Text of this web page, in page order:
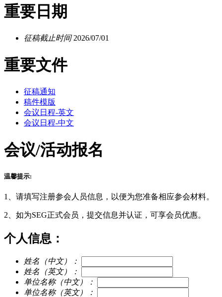
重要日期
征稿截止时间 2026/07/01
重要文件
征稿通知
稿件模版
会议日程-英文
会议日程-中文
会议/活动报名
温馨提示:
1、请填写注册参会人员信息，以便为您准备相应参会材料。
2、如为SEG正式会员，提交信息并认证，可享会员优惠。
个人信息：
姓名（中文）：
姓名（英文）：
单位名称（中文）：
单位名称（英文）：